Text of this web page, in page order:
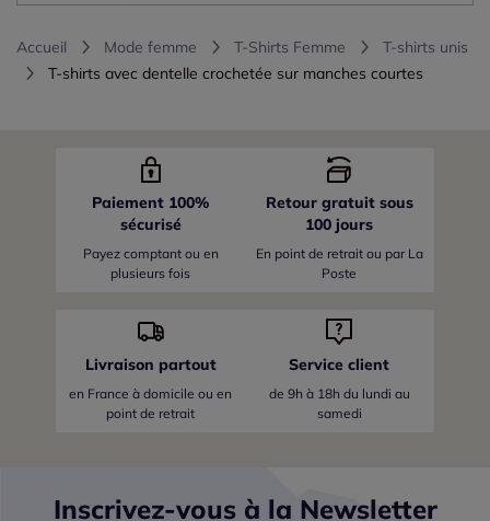
Accueil Mode femme T-Shirts Femme
T-shirts unis
T-shirts avec dentelle crochetée sur manches courtes
Paiement 100%
sécurisé
Payez comptant ou en
plusieurs fois
Retour gratuit sous
100 jours
En point de retrait ou par La
Poste
Livraison partout
en France à domicile ou en
point de retrait
Service client
de 9h à 18h du lundi au
samedi
Inscrivez-vous à la Newsletter